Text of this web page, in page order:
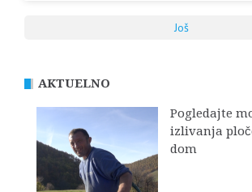
Još
AKTUELNO
Pogledajte
izlivanja
dom